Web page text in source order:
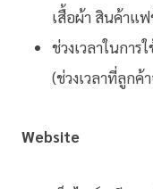
เสื้อผ้า สินค้าแ
ช่วงเวลาในกา
(ช่วงเวลาที่ลูกค้
Website